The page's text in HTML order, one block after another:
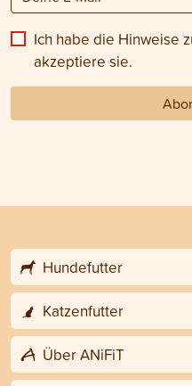
Ich habe die Hinweise
akzeptiere sie.
Hundefutter
Katzenfutter
Über ANiFiT